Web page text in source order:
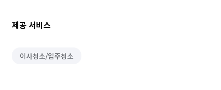
제공 서비스
이사청소/입주청소